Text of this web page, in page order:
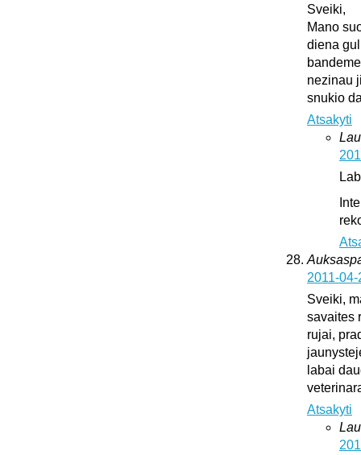
Sveiki,
Mano
diena
nezinau
snukio
Atsakyti
2011-
Sveiki,
savaites
rujai,
labai
Atsakyti